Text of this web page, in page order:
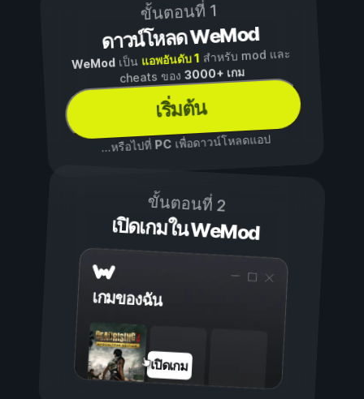
ขั้นตอนที่ 1
ดาวน์โหลด WeMod
WeModเป็น แอพอันดับ 1 สำหรับ mod และ
cheats ของ3000+ เกม
เริ่มต้น
...หรือไปที่ PCเพื่อดาวน์โหลดแอป
ขั้นตอนที่ 2
เปิดเกมใน WeMod
เกมของฉัน
เปิดเกม